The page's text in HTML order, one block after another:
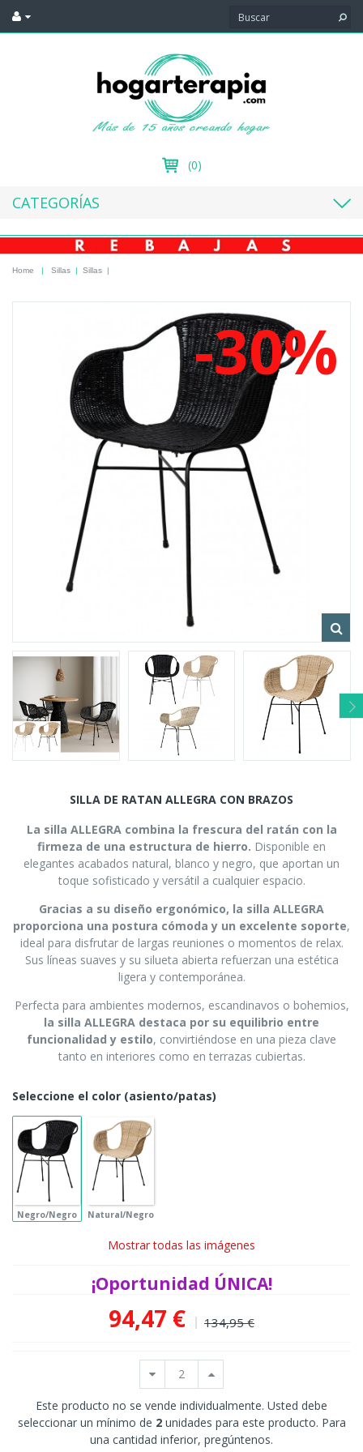
(0)
CATEGORÍAS
Home | Sillas | Sillas |
-30%
SILLA DE RATAN ALLEGRA CON BRAZOS
La silla ALLEGRA combina la frescura del ratán con la
firmeza de una estructura de hierro. Disponible en
elegantes acabados natural, blanco y negro, que aportan un
toque sofisticado y versátil a cualquier espacio.
Gracias a su diseño ergonómico, la silla ALLEGRA
proporciona una postura cómoda y un excelente soporte,
ideal para disfrutar de largas reuniones o momentos de relax.
Sus líneas suaves y su silueta abierta refuerzan una estética
ligera y contemporánea.
Perfecta para ambientes modernos, escandinavos o bohemios,
la silla ALLEGRA destaca por su equilibrio entre
funcionalidad y estilo, convirtiéndose en una pieza clave
tanto en interiores como en terrazas cubiertas.
Seleccione el color (asiento/patas)
Negro/Negro Natural/Negro
Mostrar todas las imágenes
¡Oportunidad ÚNICA!
94,47 € 134,95 €
Este producto no se vende individualmente. Usted debe
seleccionar un mínimo de 2unidades para este producto. Para
una cantidad inferior, pregúntenos.